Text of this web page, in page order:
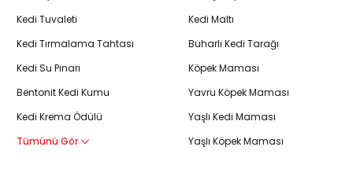
Kedi Tuvaleti
Kedi Tırmalama Tahtası
Kedi Su Pınarı
Bentonit Kedi Kumu
Kedi Krema Ödülü
Tümünü Gör
Kedi Maltı
Buharlı Kedi Tarağı
Köpek Maması
Yavru Köpek Maması
Yaşlı Kedi Maması
Yaşlı Köpek Maması